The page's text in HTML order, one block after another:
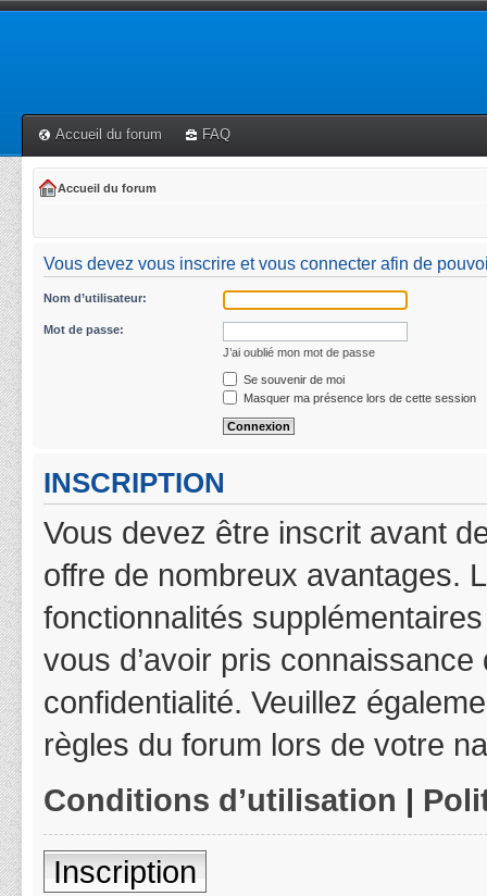
Accueil du forum FAQ
Accueil du forum
Vous devez vous inscrire et vous connecter afin de
Nom d’utilisateur:
Mot de passe:
J’ai oublié mon mot de passe
Se souvenir de moi
Masquer ma présence lors de cette session
INSCRIPTION
Vous devez être inscrit avant
offre de nombreux avantages.
fonctionnalités
vous d’avoir pris
confidentialité. Veuillez
règles du forum lors de votre
Conditions d’utilisation |
Inscription